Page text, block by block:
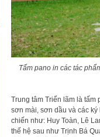
Tấm pano in các tác
Trung tâm Triển lãm là tấm
sơn mài, sơn dầu và các
chiến như: Huy Toàn, Lê
thế hệ sau như Trịnh Bá